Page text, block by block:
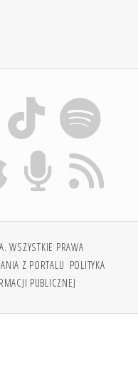
WSZYSTKIE PRAWA
Z PORTALU POLITYKA
PUBLICZNEJ